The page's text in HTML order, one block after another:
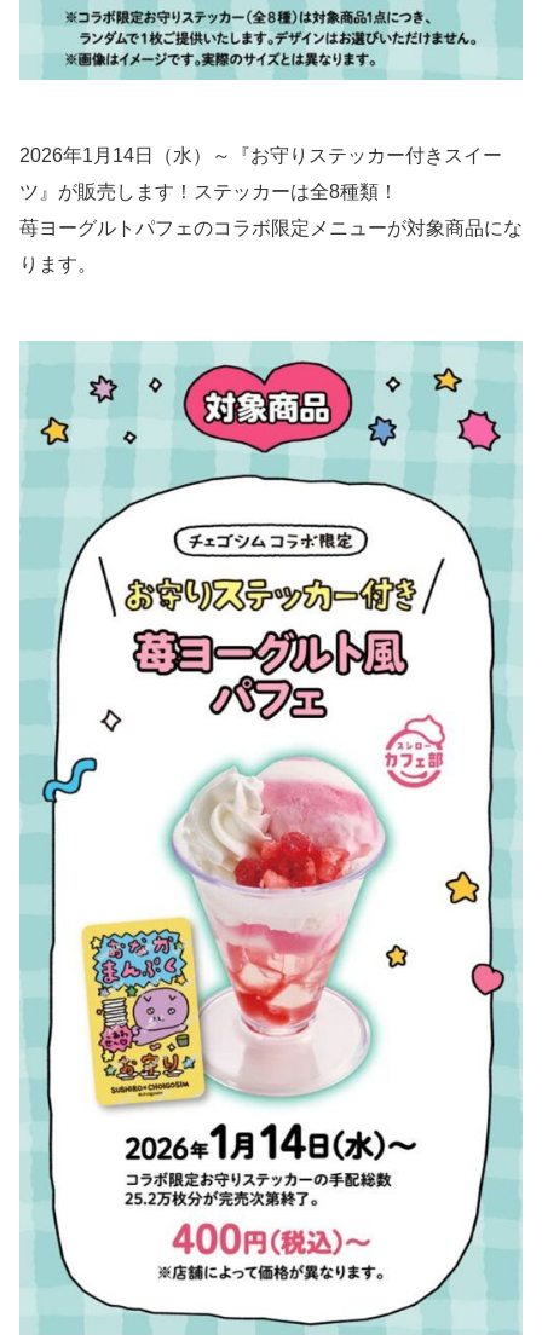
2026年1月14日（水）～『お守りステッカー付きスイー
ツ』が販売します！ステッカーは全8種類！
苺ヨーグルトパフェのコラボ限定メニューが対象商品にな
ります。